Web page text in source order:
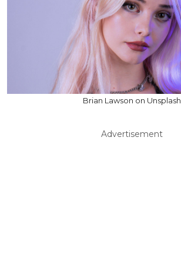
Brian Lawson on Unsplash
Advertisement